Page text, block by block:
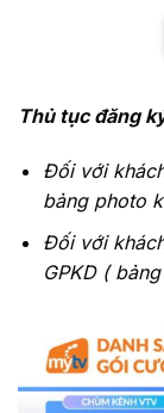
Thủ tục đăng
Đối với
bảng photo
Đối với
GPKD (